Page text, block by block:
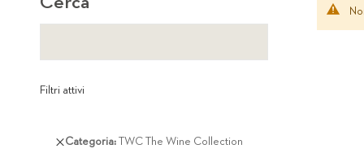
Filtri attivi
Categoria TWC The Wine Collection
Rimuovi